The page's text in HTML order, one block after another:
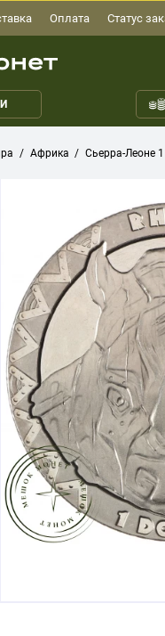
Оплата Статус
Африка Сьерра-Леоне